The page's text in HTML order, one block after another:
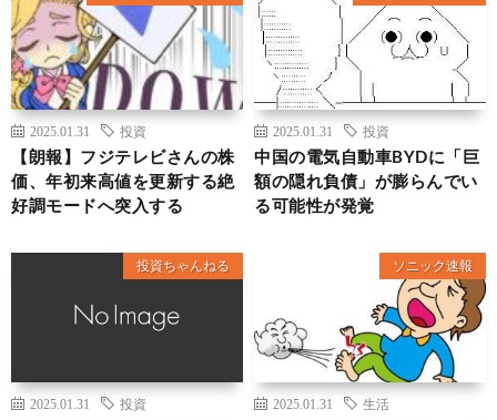
2025.01.31 投資
【朗報】フジテレビさんの株
価、年初来高値を更新する絶
好調モードへ突入する
2025.01.31 投資
中国の電気自動車BYDに「巨
額の隠れ負債」が膨らんでい
る可能性が発覚
投資ちゃんねる
2025.01.31 投資
ソニック速報
2025.01.31 生活